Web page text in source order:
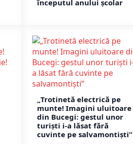
începutul anului școlar
„Trotinetă electrică pe
munte! Imagini uluitoare
din Bucegi: gestul unor
turiști i-a lăsat fără
cuvinte pe salvamontiști”